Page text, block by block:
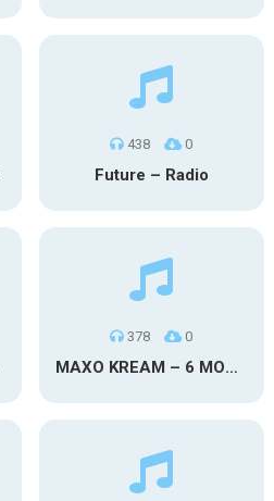
438 0
Future – Radio
378 0
MAXO KREAM – 6 MONTHS CLEAN